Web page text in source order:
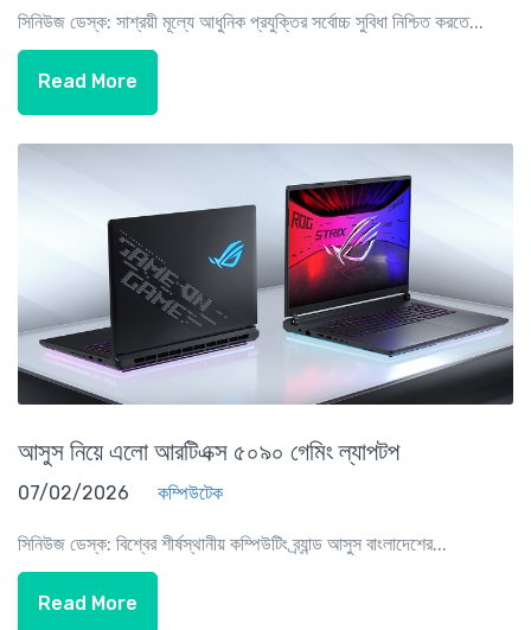
সিনিউজ ডেস্ক: সাশ্রয়ী মূল্যে আধুনিক প্রযুক্তির সর্বোচ্চ সুবিধা নিশ্চিত করতে...
Read More
আসুস নিয়ে এলো আরটিএক্স ৫০৯০ গেমিং ল্যাপটপ
07/02/2026 কম্পিউটেক
সিনিউজ ডেস্ক: বিশ্বের শীর্ষস্থানীয় কম্পিউটিং ব্র্যান্ড আসুস বাংলাদেশের...
Read More